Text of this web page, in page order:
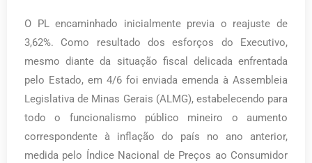
O PL encaminhado inicialmente previa o reajuste de
3,62%. Como resultado dos esforços do Executivo,
mesmo diante da situação fiscal delicada enfrentada
pelo Estado, em 4/6 foi enviada emenda à Assembleia
Legislativa de Minas Gerais (ALMG), estabelecendo para
todo o funcionalismo público mineiro o aumento
correspondente à inflação do país no ano anterior,
medida pelo Índice Nacional de Preços ao Consumidor